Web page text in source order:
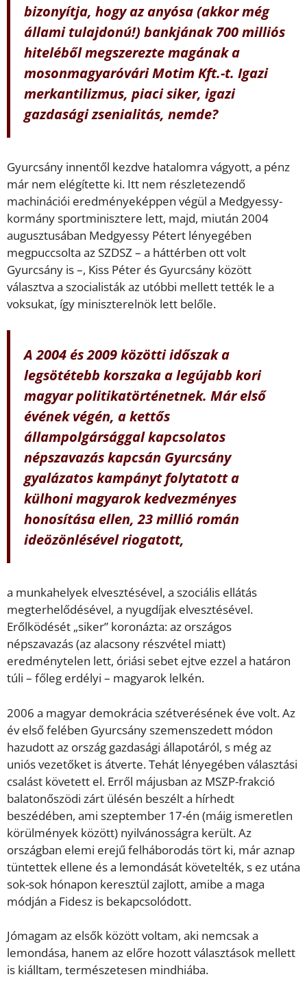
bizonyítja, hogy az anyósa (akkor még
állami tulajdonú!) bankjának 700 milliós
hiteléből megszerezte magának a
mosonmagyaróvári Motim Kft.-t. Igazi
merkantilizmus, piaci siker, igazi
gazdasági zsenialitás, nemde?
Gyurcsány innentől kezdve hatalomra vágyott, a pénz
már nem elégítette ki. Itt nem részletezendő
machinációi eredményeképpen végül a Medgyessy-
kormány sportminisztere lett, majd, miután 2004
augusztusában Medgyessy Pétert lényegében
megpuccsolta az SZDSZ – a háttérben ott volt
Gyurcsány is –, Kiss Péter és Gyurcsány között
választva a szocialisták az utóbbi mellett tették le a
voksukat, így miniszterelnök lett belőle.
A 2004 és 2009 közötti időszak a
legsötétebb korszaka a legújabb kori
magyar politikatörténetnek. Már első
évének végén, a kettős
állampolgársággal kapcsolatos
népszavazás kapcsán Gyurcsány
gyalázatos kampányt folytatott a
külhoni magyarok kedvezményes
honosítása ellen, 23 millió román
ideözönlésével riogatott,
a munkahelyek elvesztésével, a szociális ellátás
megterhelődésével, a nyugdíjak elvesztésével.
Erőlködését „siker” koronázta: az országos
népszavazás (az alacsony részvétel miatt)
eredménytelen lett, óriási sebet ejtve ezzel a határon
túli – főleg erdélyi – magyarok lelkén.
2006 a magyar demokrácia szétverésének éve volt. Az
év első felében Gyurcsány szemenszedett módon
hazudott az ország gazdasági állapotáról, s még az
uniós vezetőket is átverte. Tehát lényegében választási
csalást követett el. Erről májusban az MSZP-frakció
balatonőszödi zárt ülésén beszélt a hírhedt
beszédében, ami szeptember 17-én (máig ismeretlen
körülmények között) nyilvánosságra került. Az
országban elemi erejű felháborodás tört ki, már aznap
tüntettek ellene és a lemondását követelték, s ez utána
sok-sok hónapon keresztül zajlott, amibe a maga
módján a Fidesz is bekapcsolódott.
Jómagam az elsők között voltam, aki nemcsak a
lemondása, hanem az előre hozott választások mellett
is kiálltam, természetesen mindhiába.